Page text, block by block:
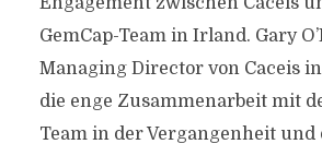
GemCap-Team in Irland. Gary
Managing Director von Caceis
die enge Zusammenarbeit mit
Team in der Vergangenheit und